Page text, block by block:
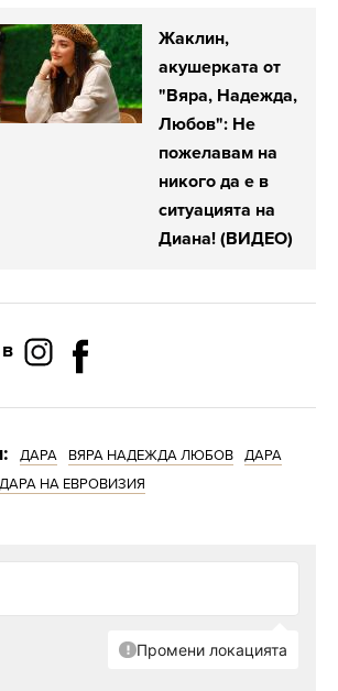
Жаклин,
акушерката от
"Вяра, Надежда,
Любов": Не
пожелавам на
никого да е в
ситуацията на
Диана! (ВИДЕО)
ДАРА ВЯРА НАДЕЖДА ЛЮБОВ
ДАРА
ДАРА НА ЕВРОВИЗИЯ